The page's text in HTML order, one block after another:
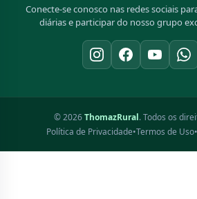
Conecte-se conosco nas redes sociais
diárias e participar do nosso grupo
© 2026ThomazRural. Todos os
Política de Privacidade•Termos de Uso•